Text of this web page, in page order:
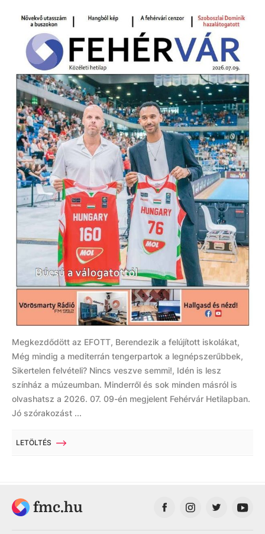
Megkezdődött az EFOTT, Berendezik a felújított iskolákat,
Még mindig a mediterrán tengerpartok a legnépszerűbbek,
Sikertelen felvételi? Nincs veszve semmi!, Idén is lesz
színház a múzeumban. Minderről és sok minden másról is
olvashatsz a 2026. 07. 09-én megjelent Fehérvár Hetilapban.
Jó szórakozást ...
LETÖLTÉS
fmc.hu